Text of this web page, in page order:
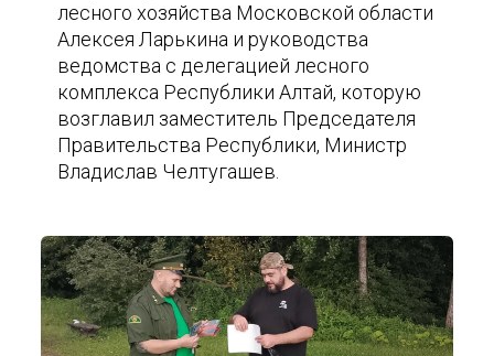
лесного хозяйства Московской области
Алексея Ларькина и руководства
ведомства с делегацией лесного
комплекса Республики Алтай, которую
возглавил заместитель Председателя
Правительства Республики, Министр
Владислав Челтугашев.